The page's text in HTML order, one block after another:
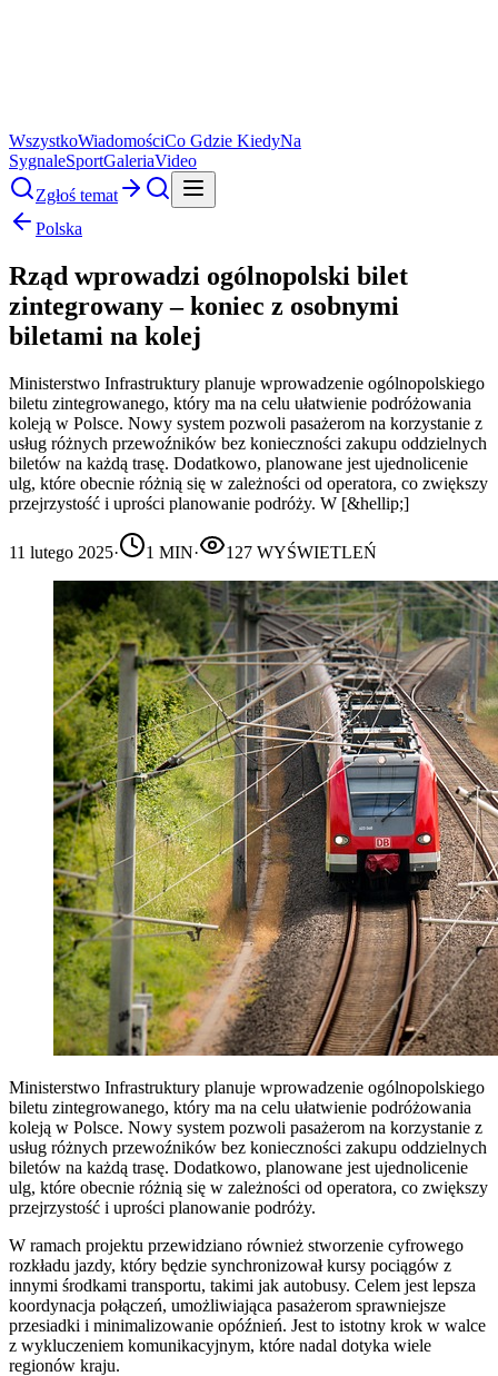
WszystkoWiadomościCo Gdzie KiedyNa
SygnaleSportGaleriaVideo
Zgłoś temat
Polska
Rząd wprowadzi ogólnopolski bilet
zintegrowany – koniec z osobnymi
biletami na kolej
Ministerstwo Infrastruktury planuje wprowadzenie ogólnopolskiego
biletu zintegrowanego, który ma na celu ułatwienie podróżowania
koleją w Polsce. Nowy system pozwoli pasażerom na korzystanie z
usług różnych przewoźników bez konieczności zakupu oddzielnych
biletów na każdą trasę. Dodatkowo, planowane jest ujednolicenie
ulg, które obecnie różnią się w zależności od operatora, co zwiększy
przejrzystość i uprości planowanie podróży. W [&hellip;]
11 lutego 2025· 1 MIN· 127 WYŚWIETLEŃ
Ministerstwo Infrastruktury planuje wprowadzenie ogólnopolskiego
biletu zintegrowanego, który ma na celu ułatwienie podróżowania
koleją w Polsce. Nowy system pozwoli pasażerom na korzystanie z
usług różnych przewoźników bez konieczności zakupu oddzielnych
biletów na każdą trasę. Dodatkowo, planowane jest ujednolicenie
ulg, które obecnie różnią się w zależności od operatora, co zwiększy
przejrzystość i uprości planowanie podróży.
W ramach projektu przewidziano również stworzenie cyfrowego
rozkładu jazdy, który będzie synchronizował kursy pociągów z
innymi środkami transportu, takimi jak autobusy. Celem jest lepsza
koordynacja połączeń, umożliwiająca pasażerom sprawniejsze
przesiadki i minimalizowanie opóźnień. Jest to istotny krok w walce
z wykluczeniem komunikacyjnym, które nadal dotyka wiele
regionów kraju.